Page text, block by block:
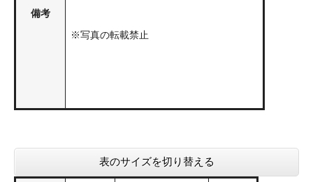
備考
※写真の転載禁止
表のサイズを切り替える